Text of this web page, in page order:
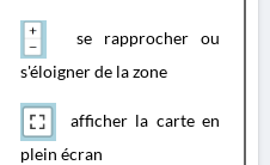
se rapprocher ou
s'éloigner de la zone
afficher la carte en
plein écran